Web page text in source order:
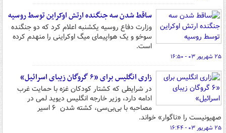
ساقط شدن سه جنگنده ارتش اوکراین توسط روسیه
وزارت دفاع روسیه یکشنبه اعلام کرد که دو جنگنده
سوخو و یک هواپیمای میگ اوکراینی را منهدم کرده
است.
۲۵ شهریور ۰۳ - ۱۶:۵۰
زاری انگلیس برای «۶ گروگان زیبای اسرائیل»
در شرایطی که کشتار کودکان غزه با حمایت‌ غرب
ادامه دارد، وزیر خارجه انگلیس دیوید لمی در
مصاحبه با بی‌بی‌سی، کشته شدن ۶ اسیر
صهیونیست را «ناگوار» خواند.
۲۵ شهریور ۰۳ - ۱۶:۴۴